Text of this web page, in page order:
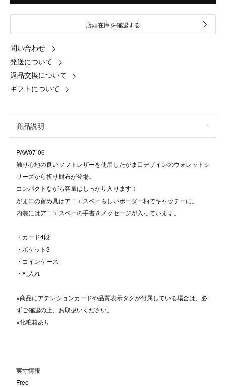
店頭在庫を確認する
問い合わせ
発送について
返品交換について
ギフトについて
商品説明
PAW07-06
触り心地の良いソフトレザーを使用したがま口デザインのウォレットシ
リーズから折り財布が登場。
コンパクトながら容量はしっかり入ります！
がま口の留め具はアニエスベーらしいボーダー柄でキャッチーに。
内装にはアニエスベーの手書きメッセージが入っています。
・カード4段
・ポケット3
・コインケース
・札入れ
※商品にアテンションカードや品質表示タグが付属している場合は、必
ずご確認の上、お取扱いください。
※化粧箱あり
実寸情報
Free